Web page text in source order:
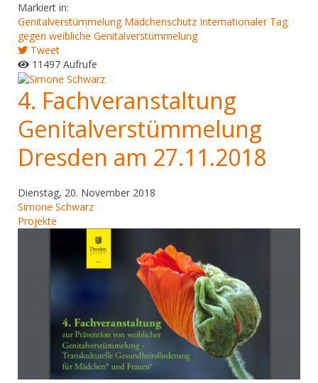
Markiert in:
Genitalverstümmelung Mädchenschutz Internationaler Tag
gegen weibliche Genitalverstümmelung
Tweet
11497 Aufrufe
4. Fachveranstaltung
Genitalverstümmelung
Dresden am 27.11.2018
Dienstag, 20. November 2018
Simone Schwarz
Projekte